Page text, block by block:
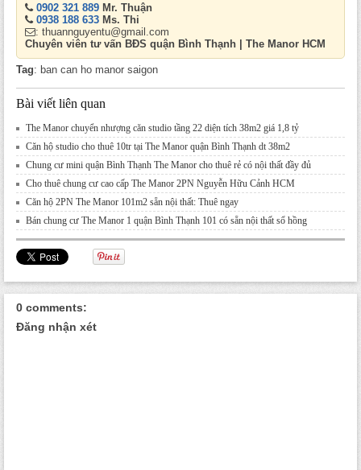
0902 321 889 Mr. Thuận
0938 188 633 Ms. Thi
: thuannguyentu@gmail.com
Chuyên viên tư vấn BĐS quận Bình Thạnh | The Manor HCM
Tag: ban can ho manor saigon
Bài viết liên quan
The Manor chuyển nhượng căn studio tầng 22 diện tích 38m2 giá 1,8 tỷ
Căn hộ studio cho thuê 10tr tại The Manor quận Bình Thạnh dt 38m2
Chung cư mini quận Bình Thạnh The Manor cho thuê rẻ có nội thất đầy đủ
Cho thuê chung cư cao cấp The Manor 2PN Nguyễn Hữu Cảnh HCM
Căn hộ 2PN The Manor 101m2 sẵn nội thất: Thuê ngay
Bán chung cư The Manor 1 quận Bình Thạnh 101 có sẵn nội thất sổ hồng
0 comments:
Đăng nhận xét